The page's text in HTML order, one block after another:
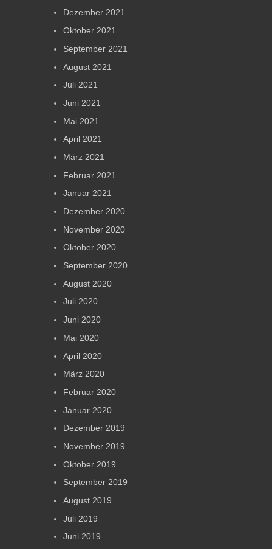
Dezember 2021
Oktober 2021
September 2021
August 2021
Juli 2021
Juni 2021
Mai 2021
April 2021
März 2021
Februar 2021
Januar 2021
Dezember 2020
November 2020
Oktober 2020
September 2020
August 2020
Juli 2020
Juni 2020
Mai 2020
April 2020
März 2020
Februar 2020
Januar 2020
Dezember 2019
November 2019
Oktober 2019
September 2019
August 2019
Juli 2019
Juni 2019